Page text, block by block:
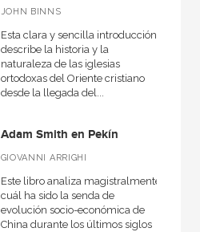
JOHN BINNS
Esta clara y sencilla introducción
describe la historia y la
naturaleza de las iglesias
ortodoxas del Oriente cristiano
desde la llegada del...
Adam Smith en Pekín
GIOVANNI ARRIGHI
Este libro analiza magistralmente
cuál ha sido la senda de
evolución socio-económica de
China durante los últimos siglos